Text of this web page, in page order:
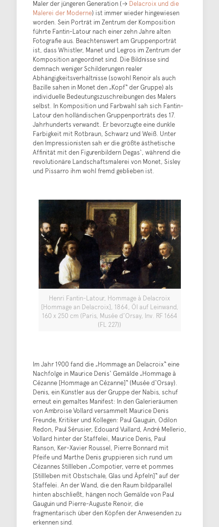
Maler der jüngeren Generation (→ Delacroix und die
Malerei der Moderne) ist immer wieder hingewiesen
worden. Sein Porträt im Zentrum der Komposition
führte Fantin-Latour nach einer zehn Jahre alten
Fotografie aus. Beachtenswert am Gruppenporträt
ist, dass Whistler, Manet und Legros im Zentrum der
Komposition angeordnet sind. Die Bildnisse sind
demnach weniger Schilderungen realer
Abhängigkeitsverhältnisse (sowohl Renoir als auch
Bazille sahen in Monet den „Kopf“ der Gruppe) als
individuelle Bedeutungszuschreibungen des Malers
selbst. In Komposition und Farbwahl sah sich Fantin-
Latour den holländischen Gruppenporträts des 17.
Jahrhunderts verwandt. Er bevorzugte eine dunkle
Farbigkeit mit Rotbraun, Schwarz und Weiß. Unter
den Impressionisten sah er die größte ästhetische
Affinität mit den Figurenbildern Degas‘, während die
revolutionäre Landschaftsmalerei von Monet, Sisley
und Pissarro ihm wohl fremd geblieben ist.
Henri Fantin-Latour, Hommage à Delacroix
[Hommage an Delacroix], 1864, Öl auf Leinwand,
160 x 250 cm (Paris, Musée d’Orsay, Inv. RF 1664
(FL 227))
Im Jahr 1900 fand die „Hommage an Delacroix“ eine
Nachfolge in Maurice Denis‘ Gemälde „Hommage à
Cézanne [Hommage an Cézanne]“ (Musée d‘Orsay).
Denis, ein Künstler aus der Gruppe der Nabis, schuf
erneut ein gemaltes Manifest: In den Galerieräumen
von Ambroise Vollard versammelt Maurice Denis
Freunde, Kritiker und Kollegen: Paul Gauguin, Odilon
Redon, Paul Sérusier, Edouard Vuillard, André Mellerio,
Vollard hinter der Staffelei, Maurice Denis, Paul
Ranson, Ker-Xavier Roussel, Pierre Bonnard mit
Pfeife und Marthe Denis gruppieren sich rund um
Cézannes Stillleben „Compotier, verre et pommes
[Stillleben mit Obstschale, Glas und Äpfeln]“ auf der
Staffelei. An der Wand, die den Raum bildparallel
hinten abschließt, hängen noch Gemälde von Paul
Gauguin und Pierre-Auguste Renoir, die
fragmentarisch über den Köpfen der Anwesenden zu
erkennen sind.